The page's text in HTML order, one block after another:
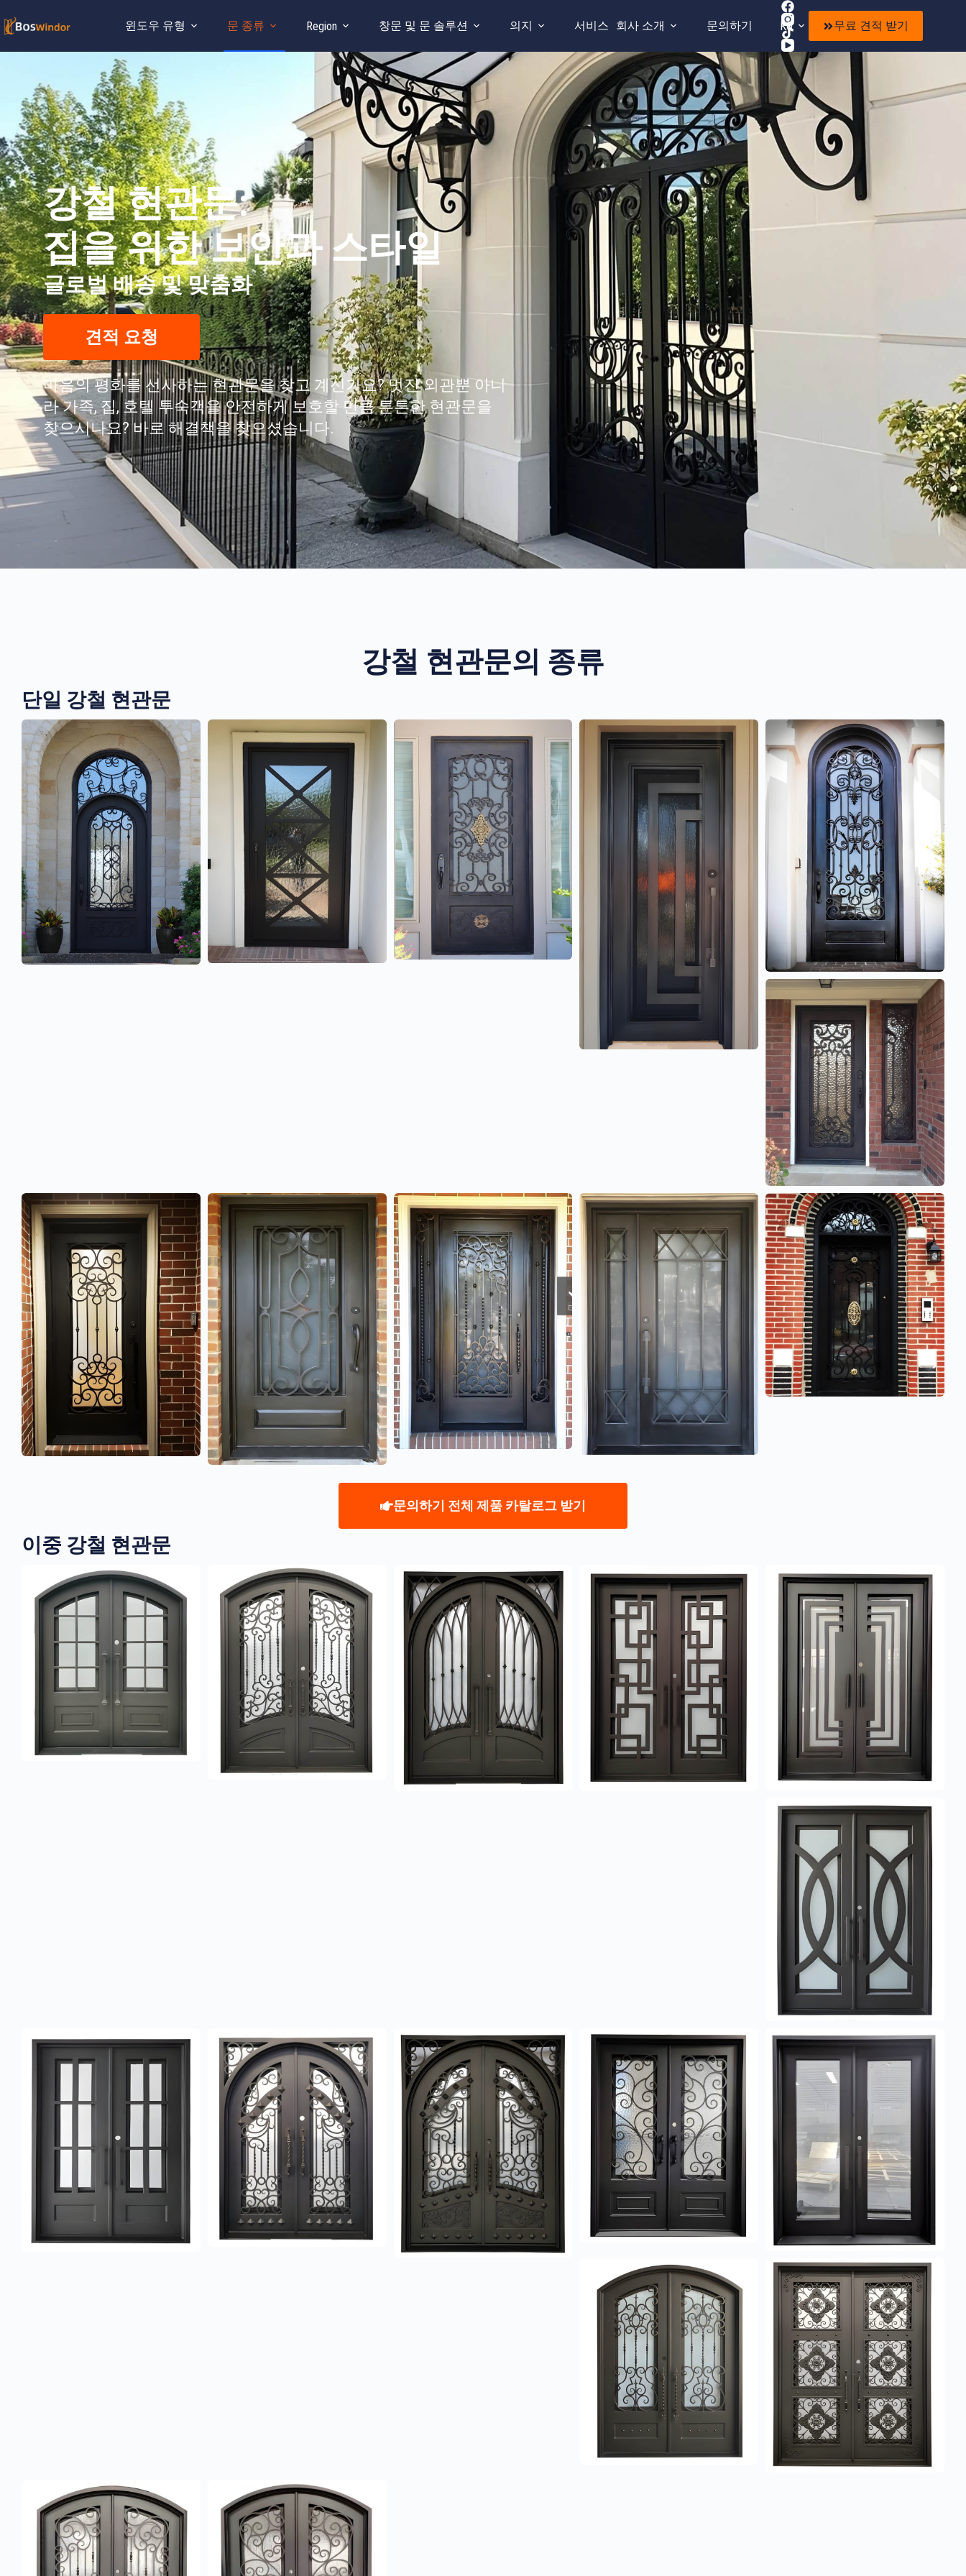
윈도우 유형 문 종류 Region 창문 및 문 솔루션 의지 서비스 회사 소개 문의하기 KO 무료 견적 받기
강철 현관문:
집을 위한 보안과 스타일
글로벌 배송 및 맞춤화
견적 요청
마음의 평화를 선사하는 현관문을 찾고 계신가요? 멋진 외관뿐 아니
라 가족, 집, 호텔 투숙객을 안전하게 보호할 만큼 튼튼한 현관문을
찾으시나요? 바로 해결책을 찾으셨습니다.
강철 현관문의 종류
단일 강철 현관문
문의하기 전체 제품 카탈로그 받기
이중 강철 현관문